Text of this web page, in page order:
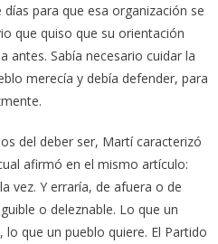
para que esa organización se
que quiso que su orientación
antes. Sabía necesario cuidar la
merecía y debía defender, para
del deber ser, Martí caracterizó
afirmó en el mismo artículo:
vez. Y erraría, de afuera o de
o deleznable. Lo que un
que un pueblo quiere. El Partido